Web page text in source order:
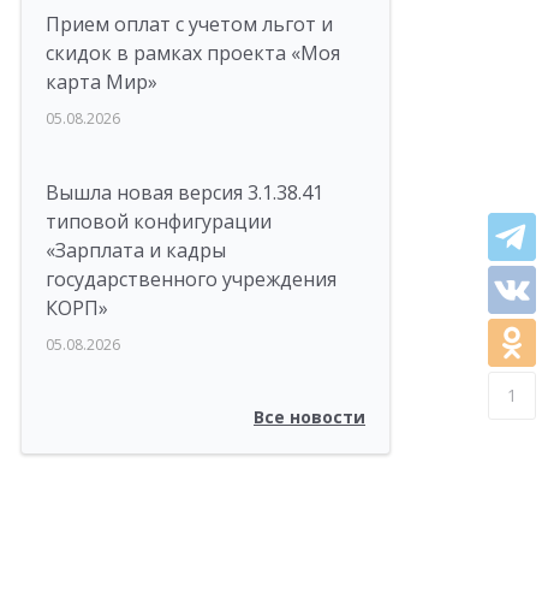
1
Прием оплат с учетом льгот и
скидок в рамках проекта «Моя
карта Мир»
05.08.2026
Вышла новая версия 3.1.38.41
типовой конфигурации
«Зарплата и кадры
государственного учреждения
КОРП»
05.08.2026
Все новости